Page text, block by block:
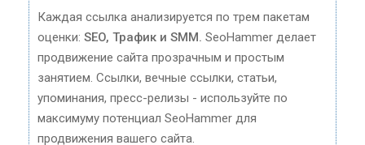
Каждая ссылка анализируется по трем пакетам
оценки: SEO, Трафик и SMM. SeoHammer делает
продвижение сайта прозрачным и простым
занятием. Ссылки, вечные ссылки, статьи,
упоминания, пресс-релизы - используйте по
максимуму потенциал SeoHammer для
продвижения вашего сайта.